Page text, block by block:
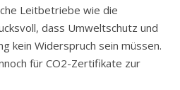
Leitbetriebe wie die
dass Umweltschutz und
kein Widerspruch sein müssen.
für CO2-Zertifikate zur